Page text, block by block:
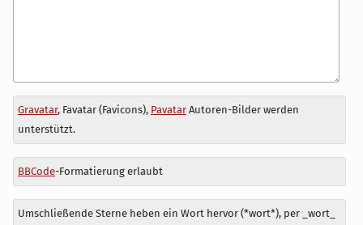
Antwort
zu
Gravatar, Favatar (Favicons), PavatarAutoren-Bilder werden
unterstützt.
BBCode-Formatierung erlaubt
Umschließende Sterne heben ein Wort hervor (*wort*), per _wort_